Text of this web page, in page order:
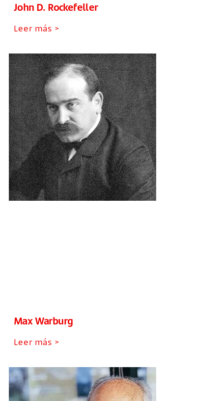
John D. Rockefeller
Leer más >
Max Warburg
Leer más >